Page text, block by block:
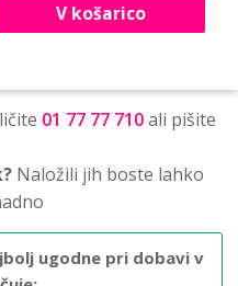
V košarico
01 77 77 710ali pišite
Naložili jih boste lahko
ugodne pri dobavi v